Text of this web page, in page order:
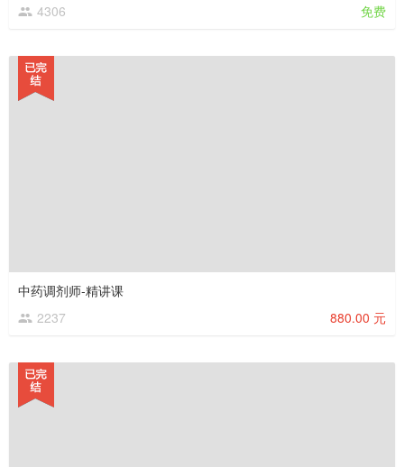
4306
免费
中药调剂师-精讲课
2237
880.00 元